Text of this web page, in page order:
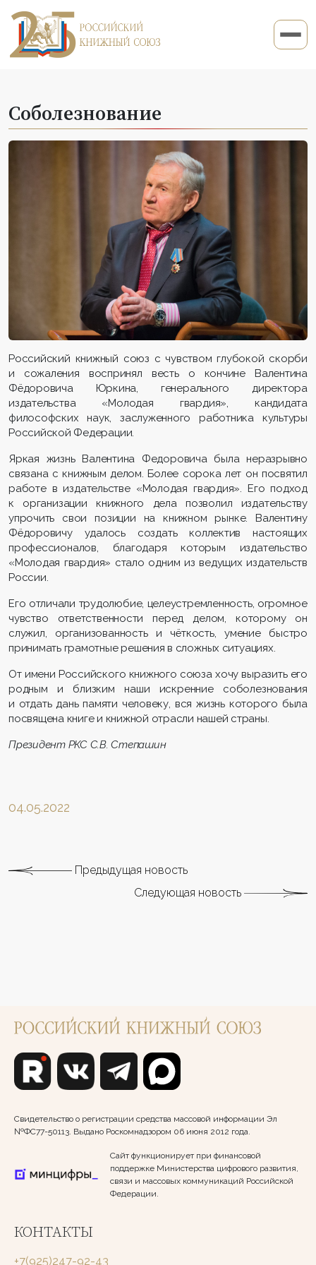
Соболезнование
Российский книжный союз с чувством глубокой скорби
и сожаления воспринял весть о кончине Валентина
Фёдоровича Юркина, генерального директора
издательства «Молодая гвардия», кандидата
философских наук, заслуженного работника культуры
Российской Федерации.
Яркая жизнь Валентина Федоровича была неразрывно
связана с книжным делом. Более сорока лет он посвятил
работе в издательстве «Молодая гвардия». Его подход
к организации книжного дела позволил издательству
упрочить свои позиции на книжном рынке. Валентину
Фёдоровичу удалось создать коллектив настоящих
профессионалов, благодаря которым издательство
«Молодая гвардия» стало одним из ведущих издательств
России.
Его отличали трудолюбие, целеустремленность, огромное
чувство ответственности перед делом, которому он
служил, организованность и чёткость, умение быстро
принимать грамотные решения в сложных ситуациях.
От имени Российского книжного союза хочу выразить его
родным и близким наши искренние соболезнования
и отдать дань памяти человеку, вся жизнь которого была
посвящена книге и книжной отрасли нашей страны.
Президент РКС С.В. Степашин
04.05.2022
Предыдущая новость
Следующая новость
Свидетельство о регистрации средства массовой информации Эл
№ФС77-50113. Выдано Роскомнадзором 06 июня 2012 года.
Сайт функционирует при финансовой
поддержке Министерства цифрового развития,
связи и массовых коммуникаций Российской
Федерации.
КОНТАКТЫ
+7(925)247-92-43